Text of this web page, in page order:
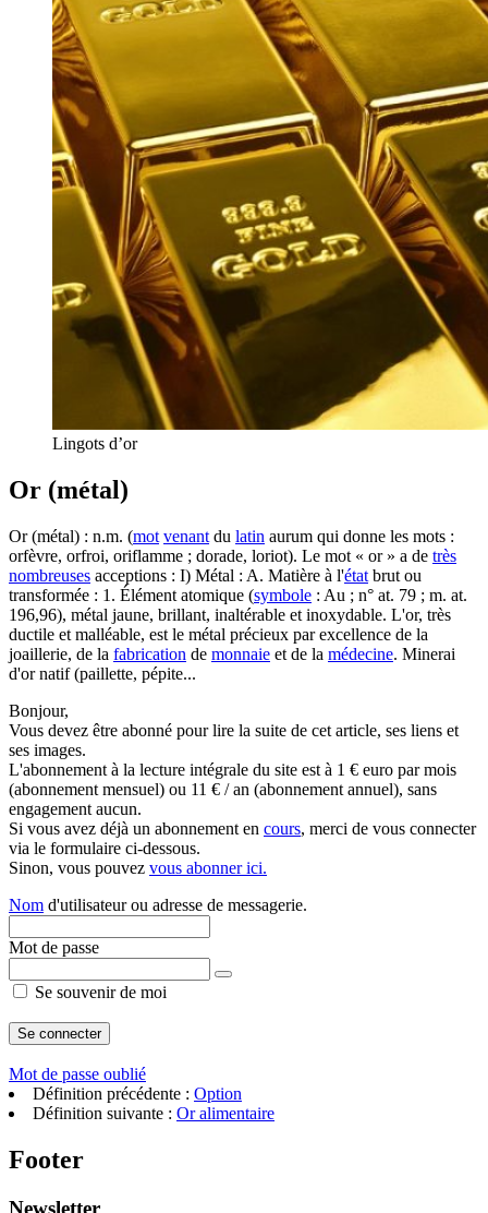
Lingots d’or
Or (métal)
Or (métal) : n.m. (mot venant du latin aurum qui donne les mots :
orfèvre, orfroi, oriflamme ; dorade, loriot). Le mot « or » a de très
nombreuses acceptions : I) Métal : A. Matière à l'état brut ou
transformée : 1. Élément atomique (symbole : Au ; n° at. 79 ; m. at.
196,96), métal jaune, brillant, inaltérable et inoxydable. L'or, très
ductile et malléable, est le métal précieux par excellence de la
joaillerie, de la fabrication de monnaie et de la médecine. Minerai
d'or natif (paillette, pépite...
Bonjour,
Vous devez être abonné pour lire la suite de cet article, ses liens et
ses images.
L'abonnement à la lecture intégrale du site est à 1 € euro par mois
(abonnement mensuel) ou 11 € / an (abonnement annuel), sans
engagement aucun.
Si vous avez déjà un abonnement en cours, merci de vous connecter
via le formulaire ci-dessous.
Sinon, vous pouvez vous abonner ici.
Nom d'utilisateur ou adresse de messagerie.
Mot de passe
Se souvenir de moi
Mot de passe oublié
Définition précédente : Option
Définition suivante : Or alimentaire
Footer
Newsletter